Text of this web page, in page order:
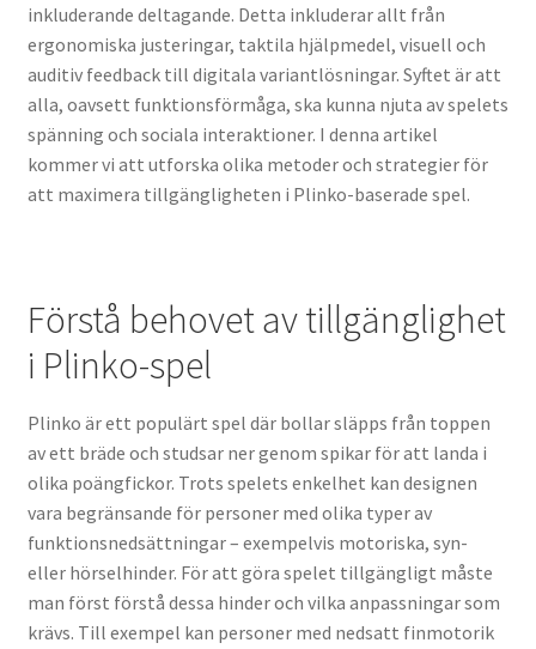
inkluderande deltagande. Detta inkluderar allt från
ergonomiska justeringar, taktila hjälpmedel, visuell och
auditiv feedback till digitala variantlösningar. Syftet är att
alla, oavsett funktionsförmåga, ska kunna njuta av spelets
spänning och sociala interaktioner. I denna artikel
kommer vi att utforska olika metoder och strategier för
att maximera tillgängligheten i Plinko-baserade spel.
Förstå behovet av tillgänglighet
i Plinko-spel
Plinko är ett populärt spel där bollar släpps från toppen
av ett bräde och studsar ner genom spikar för att landa i
olika poängfickor. Trots spelets enkelhet kan designen
vara begränsande för personer med olika typer av
funktionsnedsättningar – exempelvis motoriska, syn-
eller hörselhinder. För att göra spelet tillgängligt måste
man först förstå dessa hinder och vilka anpassningar som
krävs. Till exempel kan personer med nedsatt finmotorik